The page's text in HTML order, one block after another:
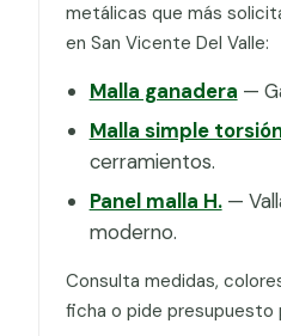
metálicas que más
en San Vicente Del Valle:
Malla ganadera —
Malla simple
cerramientos.
Panel malla H.—
moderno.
Consulta medidas,
ficha o pide presupuesto